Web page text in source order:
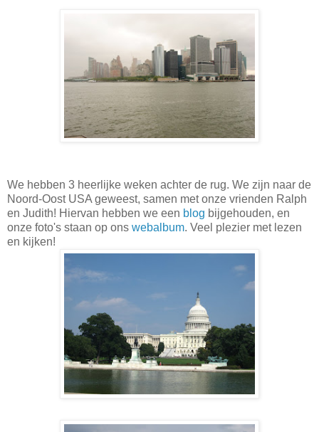
We hebben 3 heerlijke weken achter de rug. We zijn naar de
Noord-Oost USA geweest, samen met onze vrienden Ralph
en Judith! Hiervan hebben we een blog bijgehouden, en
onze foto's staan op ons webalbum. Veel plezier met lezen
en kijken!